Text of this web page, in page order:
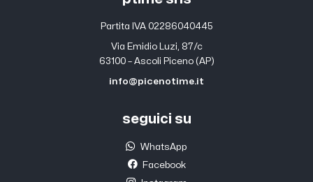
Partita IVA 02286040445
Via Emidio Luzi, 87/c
63100 – Ascoli Piceno (AP)
info@picenotime.it
seguici su
WhatsApp
Facebook